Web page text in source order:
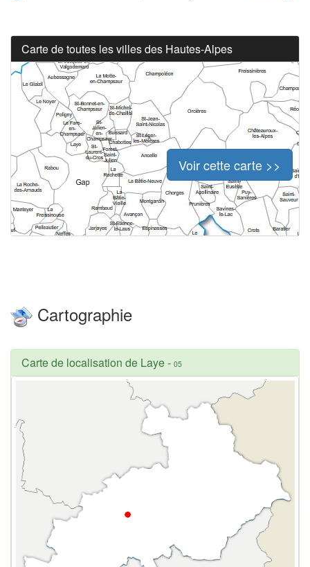
Carte de toutes les villes des Hautes-Alpes
Voir cette carte >>
Cartographie
Carte de localisation de Laye- 05